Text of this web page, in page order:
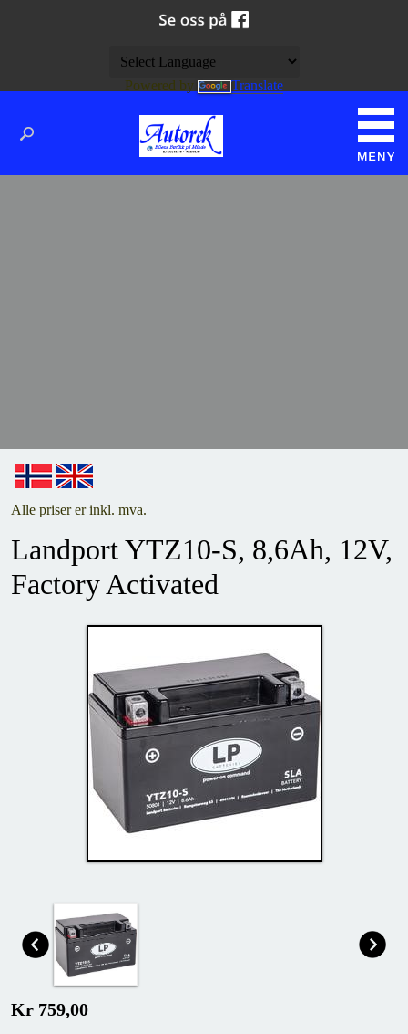
Alle priser er inkl. mva.
Landport YTZ10-S, 8,6Ah, 12V,
Factory Activated
Kr 759,00
Powered by Translate